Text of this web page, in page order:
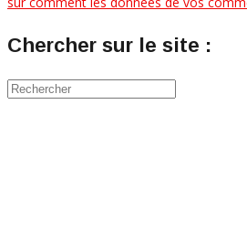
Chercher sur le site :